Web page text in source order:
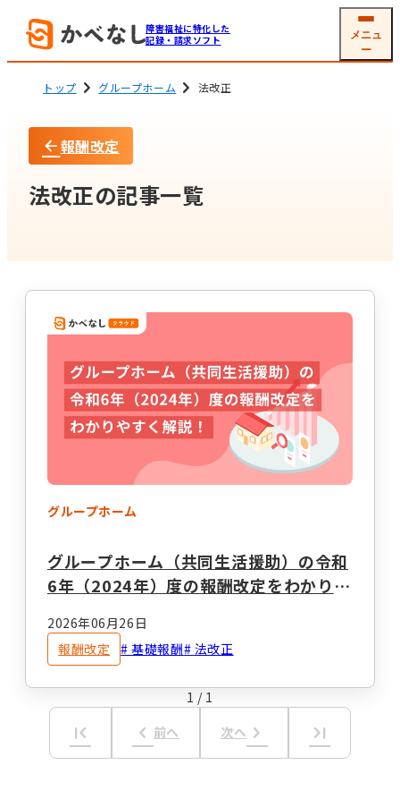
障害福祉に特化した
記録・請求ソフト
メニュ
ー
就労系サービス
生活介護
ソフトの機能
メール交付
その他機能
開業支援サービス
事業計画立案支援
法人設立 指定申請代行
求人広告掲載・人材紹介
その他のサービス
レンタルスマホ
職員向け動画研修サー
ビス
総合トップ
テーマからコラムを探す
トップ グループホーム 法改正
報酬改定
法改正の記事一覧
グループホーム
グループホーム（共同生活援助）の令和
6年（2024年）度の報酬改定をわかりや
2026年06月26日
報酬改定
基礎報酬 法改正
1 / 1
first_page keyboard_arrow_left 前へ 次へ keyboard_arrow_right last_page